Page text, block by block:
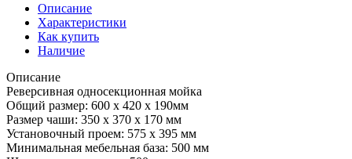
Описание
Характеристики
Как купить
Наличие
Описание
Реверсивная односекционная мойка
Общий размер: 600 х 420 х 190мм
Размер чаши: 350 х 370 х 170 мм
Установочный проем: 575 х 395 мм
Минимальная мебельная база: 500 мм